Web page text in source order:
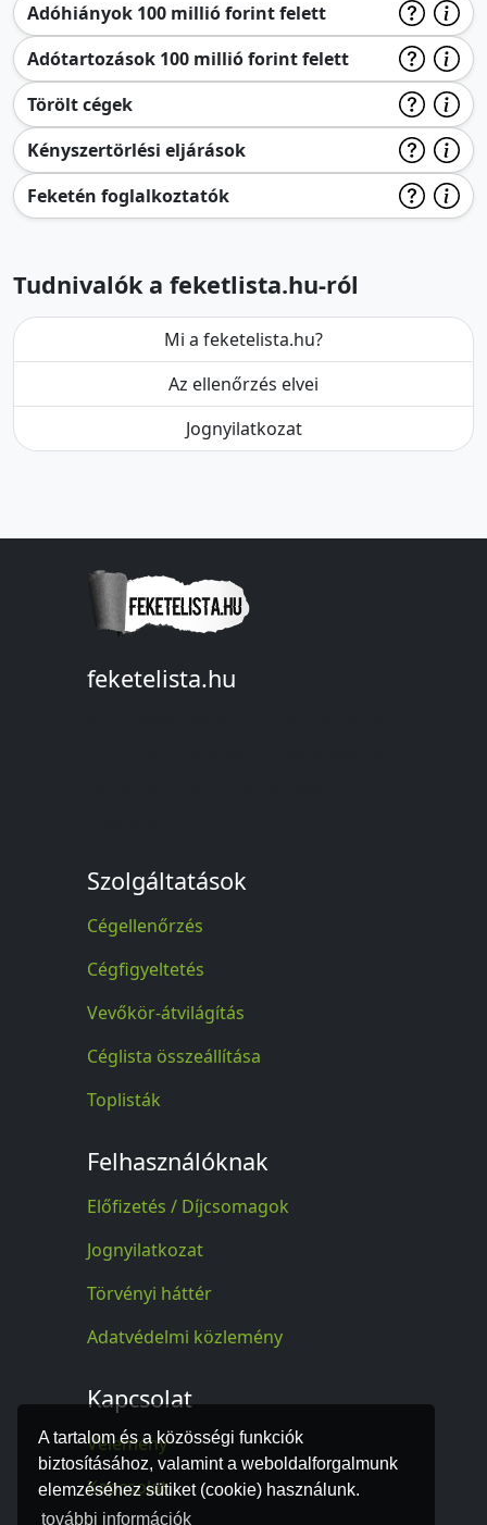
A tartalom és a közösségi funkciók
biztosításához, valamint a weboldalforgalmunk
elemzéséhez sütiket (cookie) használunk.
további információk
Adóhiányok 100 millió forint felett
Adótartozások 100 millió forint felett
Törölt cégek
Kényszertörlési eljárások
Feketén foglalkoztatók
Tudnivalók a feketlista.hu-ról
Mi a feketelista.hu?
Az ellenőrzés elvei
Jognyilatkozat
feketelista.hu
Szolgáltatások
Cégellenőrzés
Cégfigyeltetés
Vevőkör-átvilágítás
Céglista összeállítása
Toplisták
Felhasználóknak
Előfizetés / Díjcsomagok
Jognyilatkozat
Törvényi háttér
Adatvédelmi közlemény
Kapcsolat
Vélemény
Kapcsolat